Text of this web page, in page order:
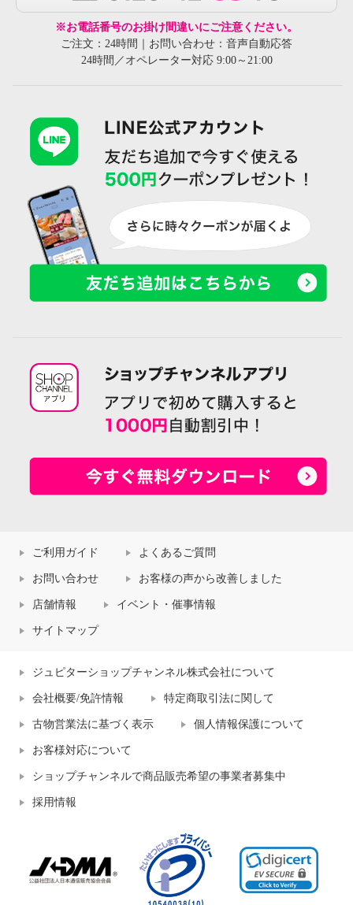
※お電話番号のお掛け間違いにご注意ください。
ご注文：24時間｜お問い合わせ：音声自動応答
24時間／オペレーター対応 9:00～21:00
ご利用ガイド よくあるご質問
お問い合わせ お客様の声から改善しました
店舗情報 イベント・催事情報
サイトマップ
ジュピターショップチャンネル株式会社について
会社概要/免許情報 特定商取引法に関して
古物営業法に基づく表示 個人情報保護について
お客様対応について
ショップチャンネルで商品販売希望の事業者募集中
採用情報